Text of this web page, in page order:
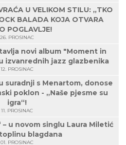
U VELIKOM STILU: „TKO
BALADA KOJA OTVARA
POGLAVLJE!
26. PROSINAC
novi album "Moment in
izvanrednih jazz glazbenika
12. PROSINAC
suradnji s Menartom, donose
poklon - „Naše pjesme su
igra“!
11. PROSINAC
– u novom singlu Laura Miletić
blagdana
01. PROSINAC